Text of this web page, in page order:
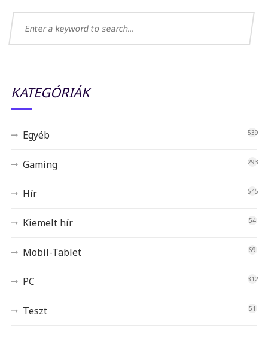
KATEGÓRIÁK
Egyéb 539
Gaming 293
Hír 545
Kiemelt hír 54
Mobil-Tablet 69
PC 312
Teszt 51